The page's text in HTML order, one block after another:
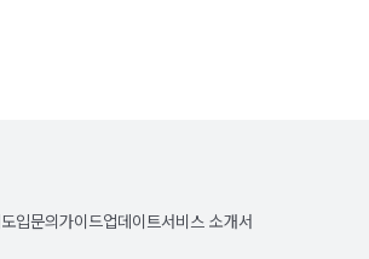
도입문의가이드업데이트서비스 소개서